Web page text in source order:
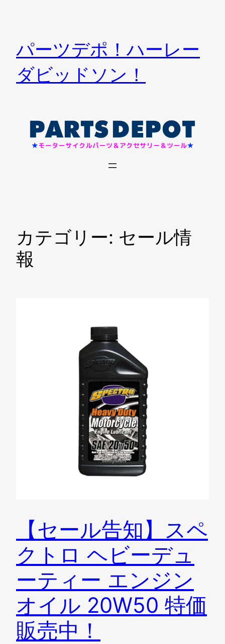
パーツデポ！ハーレー
ダビッドソン！
カテゴリー: セール情
報
【セール告知】スペ
クトロ ヘビーデュ
ーティー エンジン
オイル 20W50 特価
販売中！